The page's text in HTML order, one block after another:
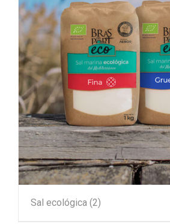
Sal ecológica (2)